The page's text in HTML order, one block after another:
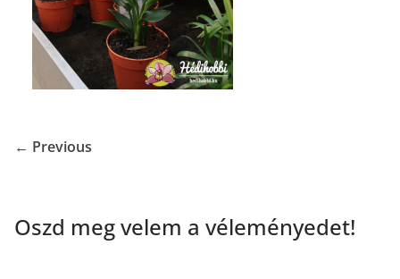
← Previous
Oszd meg velem a véleményedet!